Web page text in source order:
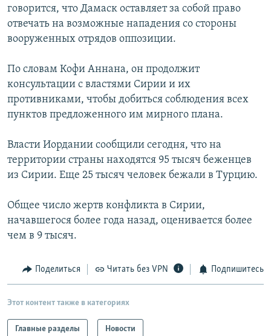
СОЦИАЛЬНЫЕ СЕТИ
Все сайты РСЕ/РС
говорится, что Дамаск оставляет за собой право
отвечать на возможные нападения со стороны
вооруженных отрядов оппозиции.
По словам Кофи Аннана, он продолжит
консультации с властями Сирии и их
противниками, чтобы добиться соблюдения всех
пунктов предложенного им мирного плана.
Власти Иордании сообщили сегодня, что на
территории страны находятся 95 тысяч беженцев
из Сирии. Еще 25 тысяч человек бежали в Турцию.
Общее число жертв конфликта в Сирии,
начавшегося более года назад, оценивается более
чем в 9 тысяч.
Поделиться Читать без VPN Подпишитесь
Этот контент также в категориях
Главные разделы Новости